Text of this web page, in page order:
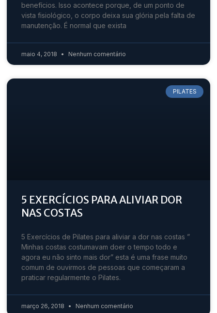
benefícios. Isso acontece porque, de um ponto de
vista fisiológico, o corpo deixa sua glória pela falta de
manutenção. É normal que exista
maio 4, 2018 Nenhum comentário
PILATES
5 EXERCÍCIOS PARA ALIVIAR DOR
NAS COSTAS
5 Exercícios de Pilates para aliviar a dor nas costas ”
Minhas costas costumavam doer o tempo todo e
agora eu não sinto mais dor” esta é uma frase muito
comum de ouvirmos de pessoas que começaram a
praticar regularmente o Pilates.
março 26, 2018 Nenhum comentário